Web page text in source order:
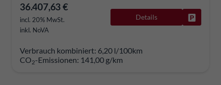
36.407,63 €
incl. 20% MwSt.
inkl. NoVA
Details
Verbrauch kombiniert: 6,20 l/100km
CO2-Emissionen: 141,00 g/km